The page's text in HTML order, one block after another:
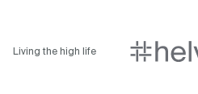
Living the high life